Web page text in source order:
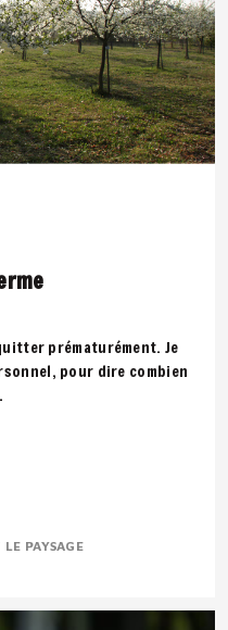
prématurément. Je
pour dire combien
PAYSAGE